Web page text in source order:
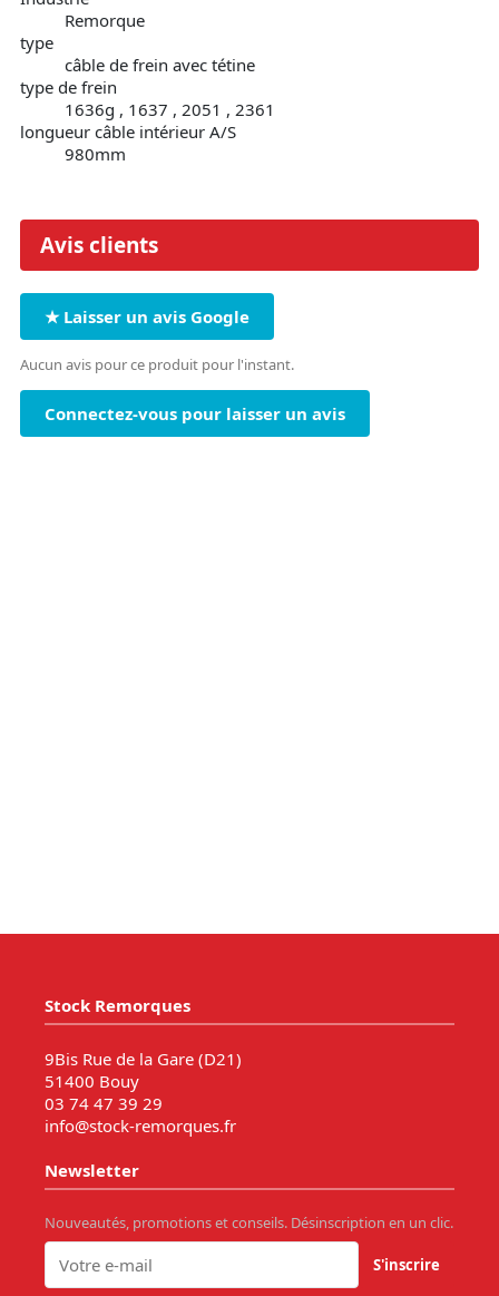
Remorque
type
câble de frein avec tétine
type de frein
1636g , 1637 , 2051 , 2361
longueur câble intérieur A/S
980mm
Avis clients
★ Laisser un avis Google
Aucun avis pour ce produit pour l'instant.
Connectez-vous pour laisser un avis
Stock Remorques
9Bis Rue de la Gare (D21)
51400 Bouy
03 74 47 39 29
info@stock-remorques.fr
Newsletter
Nouveautés, promotions et conseils. Désinscription en un clic.
S'inscrire